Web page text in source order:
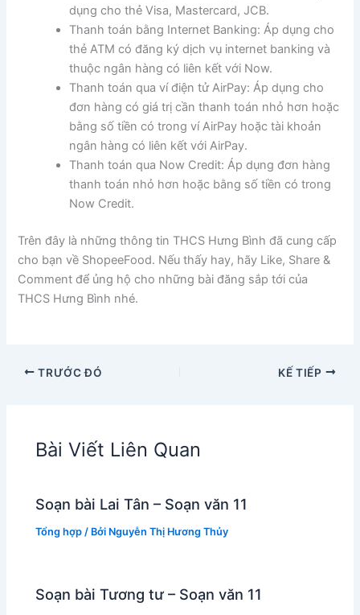
dụng cho thẻ Visa, Mastercard, JCB.
Thanh toán bằng Internet Banking: Áp dụng cho
thẻ ATM có đăng ký dịch vụ internet banking và
thuộc ngân hàng có liên kết với Now.
Thanh toán qua ví điện tử AirPay: Áp dụng cho
đơn hàng có giá trị cần thanh toán nhỏ hơn hoặc
bằng số tiền có trong ví AirPay hoặc tài khoản
ngân hàng có liên kết với AirPay.
Thanh toán qua Now Credit: Áp dụng đơn hàng
thanh toán nhỏ hơn hoặc bằng số tiền có trong
Now Credit.
Trên đây là những thông tin THCS Hưng Bình đã cung cấp
cho bạn về ShopeeFood. Nếu thấy hay, hãy Like, Share &
Comment để ủng hộ cho những bài đăng sắp tới của
THCS Hưng Bình nhé.
TRƯỚC ĐÓ KẾ TIẾP
Bài Viết Liên Quan
Soạn bài Lai Tân – Soạn văn 11
Tổng hợp / Bởi Nguyễn Thị Hương Thủy
Soạn bài Tương tư – Soạn văn 11